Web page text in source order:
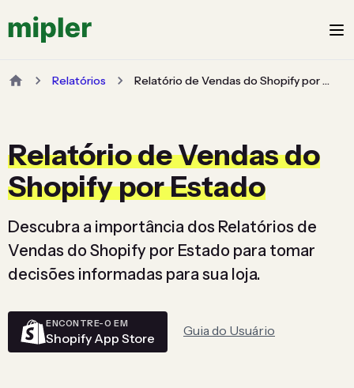
Relatórios Relatório de Vendas do Shopify por Estado
Relatório de Vendas do
Shopify por Estado
Descubra a importância dos Relatórios de
Vendas do Shopify por Estado para tomar
decisões informadas para sua loja.
ENCONTRE-O EM
Shopify App Store Guia do Usuário